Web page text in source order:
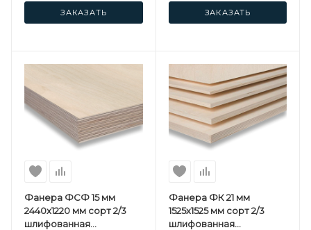
ЗАКАЗАТЬ ЗАКАЗАТЬ
Фанера ФСФ 15 мм
2440х1220 мм сорт 2/3
шлифованная
Фанера ФК 21 мм
1525х1525 мм сорт 2/3
шлифованная